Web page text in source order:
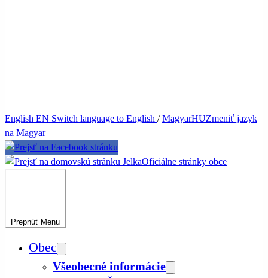
English EN Switch language to English /MagyarHUZmeniť jazyk
na Magyar
JelkaOficiálne stránky obce
Prepnúť Menu
Obec
Všeobecné informácie